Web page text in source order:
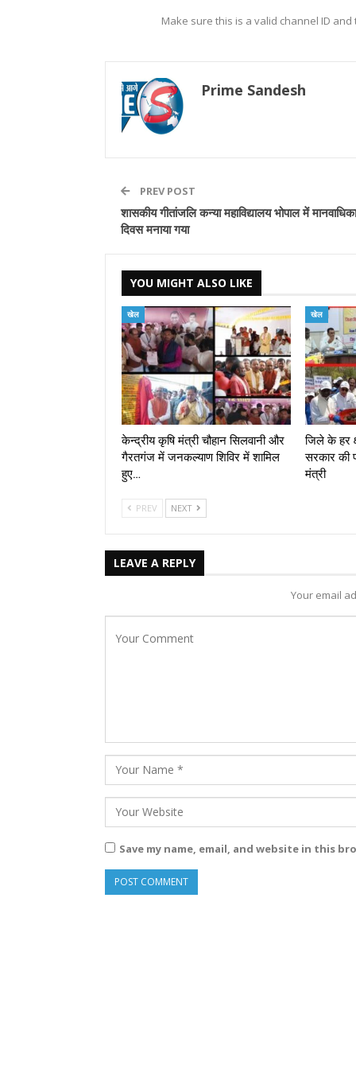
Make sure this is a valid channel ID
Prime Sandesh
PREV POST
शासकीय गीतांजलि कन्या महाविद्यालय भोपाल में
दिवस मनाया गया
YOU MIGHT ALSO LIKE
खेल
केन्द्रीय कृषि मंत्री चौहान सिलवानी और
गैरतगंज में जनकल्याण शिविर में शामिल
हुए…
खेल
जिले के हर
सरकार की
मंत्री
PREV NEXT
LEAVE A REPLY
Your email
Save my name, email, and website in this